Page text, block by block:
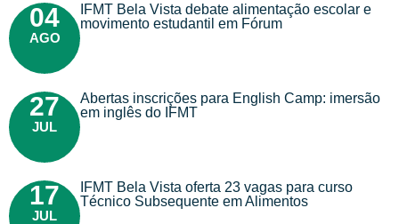
04
AGO
IFMT Bela Vista debate alimentação escolar e
movimento estudantil em Fórum
27
JUL
Abertas inscrições para English Camp: imersão
em inglês do IFMT
17
JUL
IFMT Bela Vista oferta 23 vagas para curso
Técnico Subsequente em Alimentos